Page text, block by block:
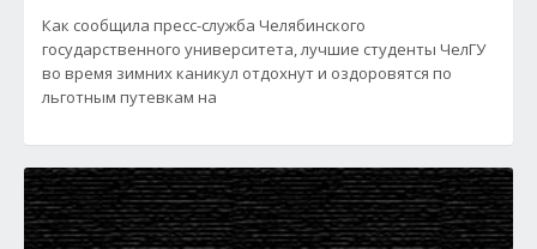
Как сообщила пресс-служба Челябинского
государственного университета, лучшие студенты ЧелГУ
во время зимних каникул отдохнут и оздоровятся по
льготным путевкам на